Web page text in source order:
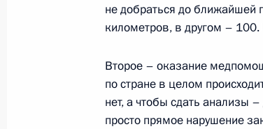
30 июля 2017 года,
30 июля 2017 года, 15:00
не добраться до ближайшей
километров, в другом –
Второе – оказание
по стране в целом
нет, а чтобы сдать анализы
просто прямое нарушение